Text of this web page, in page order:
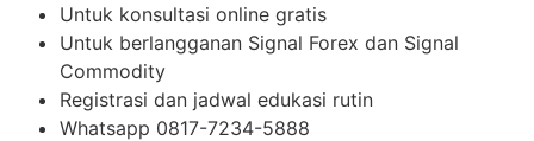
Untuk konsultasi online gratis
Untuk berlangganan Signal Forex dan Signal
Commodity
Registrasi dan jadwal edukasi rutin
Whatsapp 0817-7234-5888